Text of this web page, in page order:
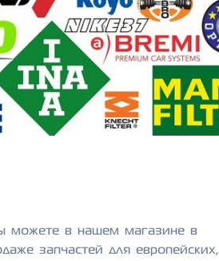
можете в нашем магазине в
запчастей для европейских,